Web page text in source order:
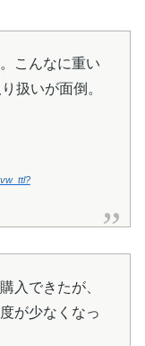
こんなに重い
扱いが面倒。
入できたが、
が少なくなっ